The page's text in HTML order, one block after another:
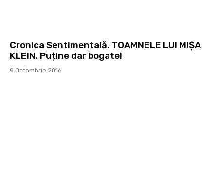
Cronica Sentimentală. TOAMNELE LUI MIȘA
KLEIN. Puține dar bogate!
9 Octombrie 2016